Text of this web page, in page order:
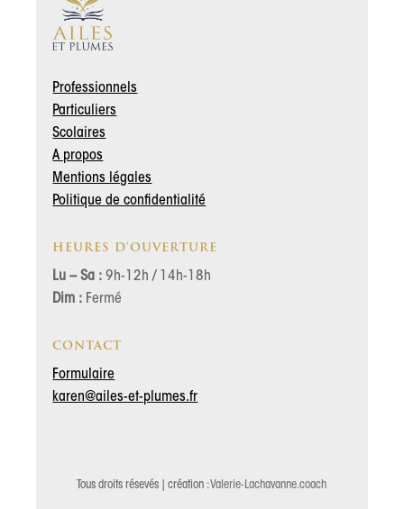
Professionnels
Particuliers
Scolaires
A propos
Mentions légales
Politique de confidentialité
HEURES D’OUVERTURE
Lu – Sa : 9h-12h / 14h-18h
Dim : Fermé
CONTACT
Formulaire
karen@ailes-et-plumes.fr
Tous droits résevés | création :Valerie-Lachavanne.coach